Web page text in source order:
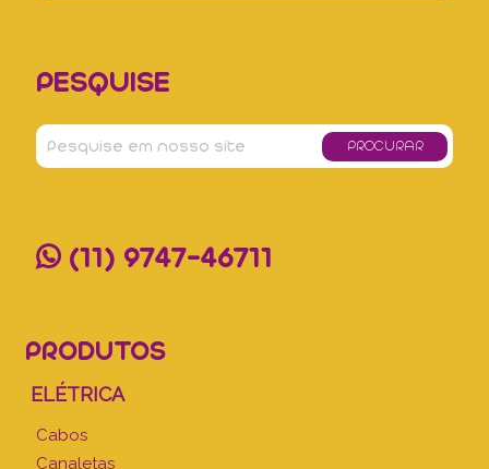
PESQUISE
(11) 9747-46711
PRODUTOS
ELÉTRICA
Cabos
Canaletas